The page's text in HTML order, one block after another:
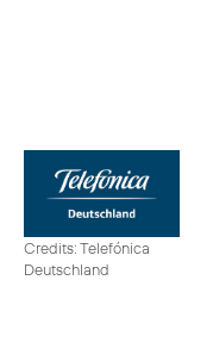
Credits: Telefónica
Deutschland